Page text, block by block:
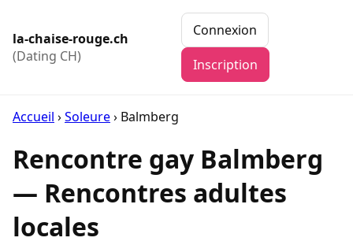
la-chaise-rouge.ch
(Dating CH)
Connexion
Inscription
Accueil ›Soleure› Balmberg
Rencontre gay Balmberg
— Rencontres adultes
locales